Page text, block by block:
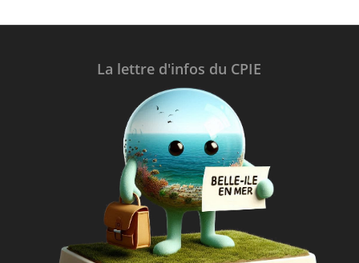
La lettre d'infos du CPIE